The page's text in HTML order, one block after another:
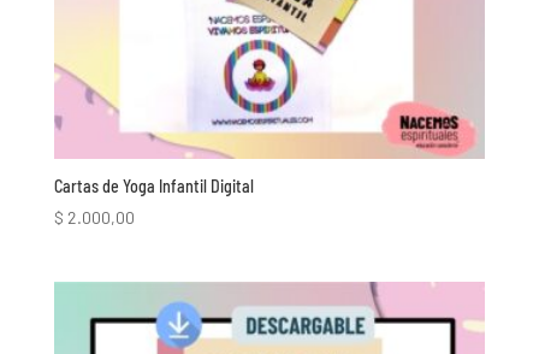
Cartas de Yoga Infantil Digital
$ 2.000,00